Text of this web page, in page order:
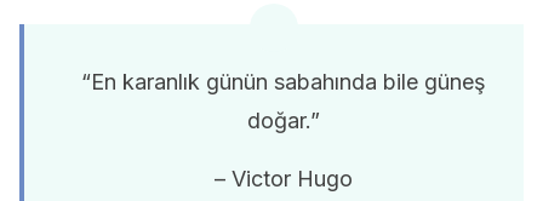
“En karanlık günün sabahında bile güneş
doğar.”
– Victor Hugo